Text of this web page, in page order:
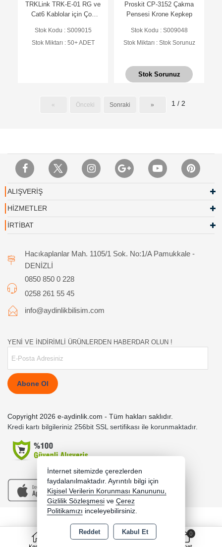
0
TRKLink TRK-E-01 RG ve
Cat6 Kablolar için Çok
Sıyırıcı TRK-N
Stok Kodu : S009015
Stok Miktarı : 50+ ADET
Proskit CP-3152 Çakma
Pensesi Krone Kepkep
Stok Kodu : S009048
Stok Miktarı : Stok Sorunuz
Stok Sorunuz
« Önceki Sonraki » 1 / 2
ALIŞVERİŞ
HİZMETLER
İRTİBAT
Hacıkaplanlar Mah. 1105/1 Sok. No:1/A Pamukkale -
DENİZLİ
0850 850 0 228
0258 261 55 45
info@aydinlikbilisim.com
YENİ VE İNDİRİMLİ ÜRÜNLERDEN HABERDAR OLUN !
Abone Ol
Copyright 2026 e-aydinlik.com - Tüm hakları saklıdır.
Kredi kartı bilgileriniz 256bit SSL sertifikası ile korunmaktadır.
Bu site AKINSOFT E-Ticaret ile hazırlanmıştır.
İnternet sitemizde çerezlerden
faydalanılmaktadır. Ayrıntılı bilgi için
Kişisel Verilerin Korunması Kanununu,
Gizlilik Sözleşmesi ve Çerez
Politikamızı inceleyebilirsiniz.
Reddet Kabul Et